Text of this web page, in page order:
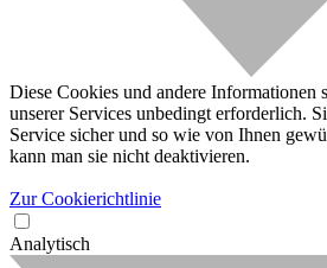
Diese Cookies und andere Informationen
unserer Services unbedingt erforderlich.
Service sicher und so wie von Ihnen
kann man sie nicht deaktivieren.
Zur Cookierichtlinie
Analytisch